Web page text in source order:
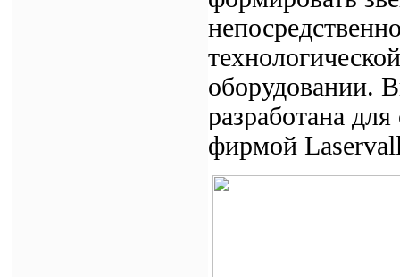
оборудовании.
разработана
фирмой